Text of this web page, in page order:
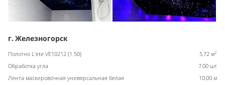
г. Железногорск
Полотно L'ete VE10212 (1.50) 5,72 м2
Обработка угла
7,00 шт
Лента маскировочная универсальная белая
10,00 м